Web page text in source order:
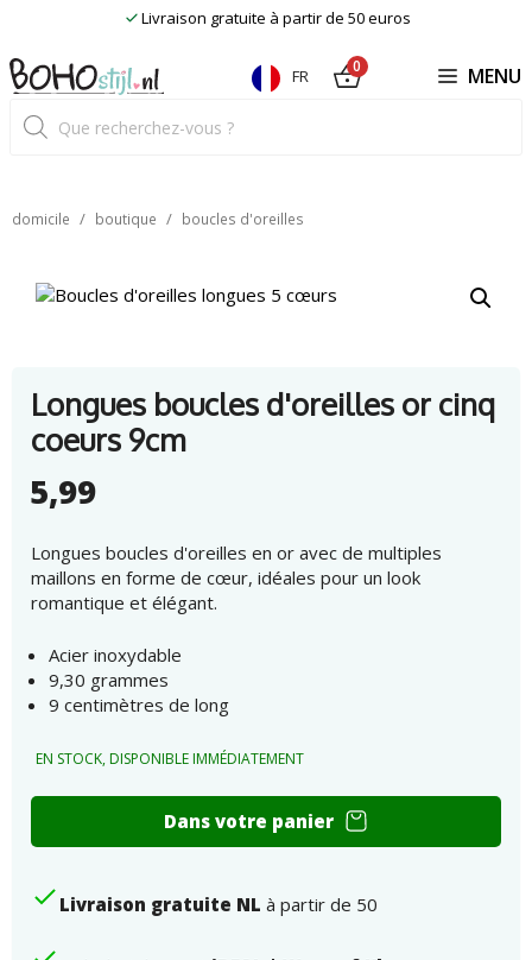
content
Livraison gratuite à partir de 50 euros
de
produits
FR 0 MENU
domicile / boutique / boucles d'oreilles
Longues boucles d'oreilles or cinq
coeurs 9cm
5,99
Longues boucles d'oreilles en or avec de multiples
maillons en forme de cœur, idéales pour un look
romantique et élégant.
Acier inoxydable
9,30 grammes
9 centimètres de long
EN STOCK, DISPONIBLE IMMÉDIATEMENT
Longues
cinq
Dans votre panier
Livraison gratuite NL à partir de 50